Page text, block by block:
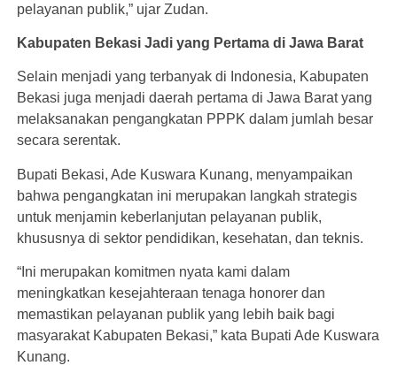
pelayanan publik,” ujar Zudan.
Kabupaten Bekasi Jadi yang Pertama di Jawa Barat
Selain menjadi yang terbanyak di Indonesia, Kabupaten
Bekasi juga menjadi daerah pertama di Jawa Barat yang
melaksanakan pengangkatan PPPK dalam jumlah besar
secara serentak.
Bupati Bekasi, Ade Kuswara Kunang, menyampaikan
bahwa pengangkatan ini merupakan langkah strategis
untuk menjamin keberlanjutan pelayanan publik,
khususnya di sektor pendidikan, kesehatan, dan teknis.
“Ini merupakan komitmen nyata kami dalam
meningkatkan kesejahteraan tenaga honorer dan
memastikan pelayanan publik yang lebih baik bagi
masyarakat Kabupaten Bekasi,” kata Bupati Ade Kuswara
Kunang.